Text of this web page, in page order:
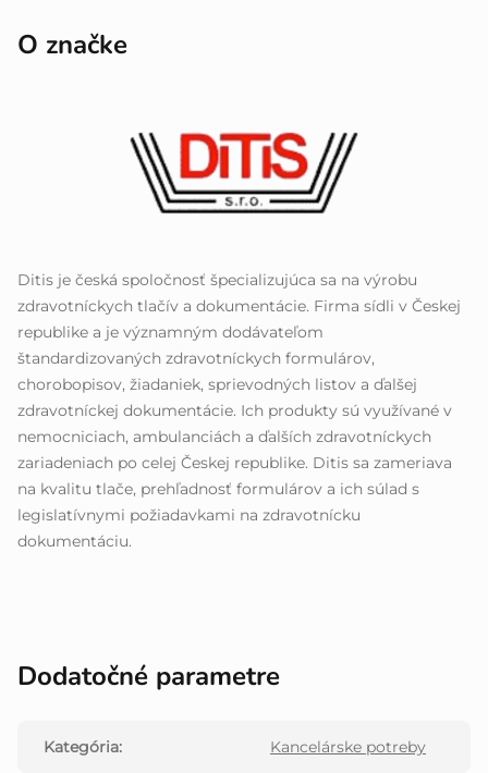
O značke
Ditis je česká spoločnosť špecializujúca sa na výrobu
zdravotníckych tlačív a dokumentácie. Firma sídli v Českej
republike a je významným dodávateľom
štandardizovaných zdravotníckych formulárov,
chorobopisov, žiadaniek, sprievodných listov a ďalšej
zdravotníckej dokumentácie. Ich produkty sú využívané v
nemocniciach, ambulanciách a ďalších zdravotníckych
zariadeniach po celej Českej republike. Ditis sa zameriava
na kvalitu tlače, prehľadnosť formulárov a ich súlad s
legislatívnymi požiadavkami na zdravotnícku
dokumentáciu.
Dodatočné parametre
Kategória: Kancelárske potreby